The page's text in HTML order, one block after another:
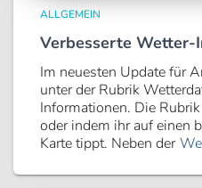
ALLGEMEIN
Verbesserte Wetter-
Im neuesten Update für
unter der Rubrik
Informationen. Die
oder indem ihr auf einen
Karte tippt. Neben der